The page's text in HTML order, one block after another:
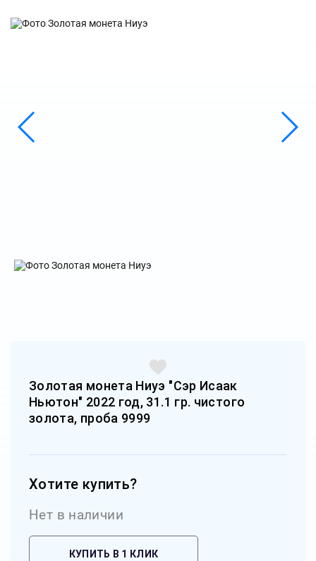
Золотая монета Ниуэ "Сэр Исаак
Ньютон" 2022 год, 31.1 гр. чистого
золота, проба 9999
Хотите купить?
Нет в наличии
КУПИТЬ В 1 КЛИК